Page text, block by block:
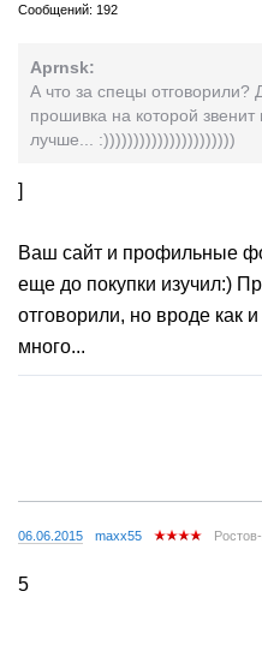
Сообщений: 192
Aprnsk:
А что за спецы отговорили?
прошивка на которой
лучше... :))))))))))))))))))))))
]
Ваш сайт и профильные
еще до покупки изучил:)
отговорили, но вроде как
много...
06.06.2015 maxx55
5